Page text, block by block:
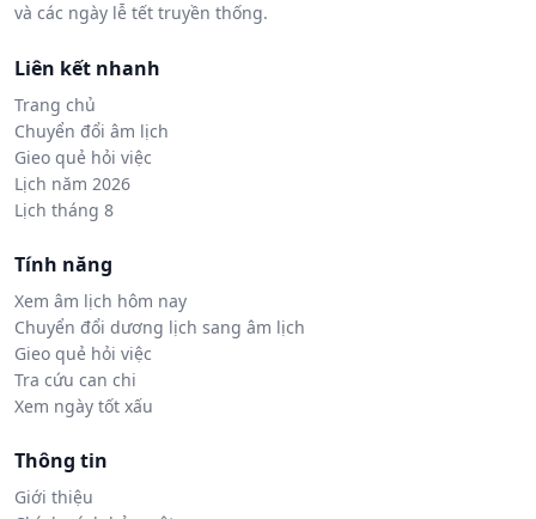
và các ngày lễ tết truyền thống.
Liên kết nhanh
Trang chủ
Chuyển đổi âm lịch
Gieo quẻ hỏi việc
Lịch năm 2026
Lịch tháng 8
Tính năng
Xem âm lịch hôm nay
Chuyển đổi dương lịch sang âm lịch
Gieo quẻ hỏi việc
Tra cứu can chi
Xem ngày tốt xấu
Thông tin
Giới thiệu